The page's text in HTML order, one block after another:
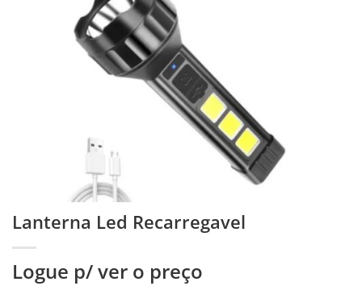
Lanterna Led Recarregavel
Logue p/ ver o preço